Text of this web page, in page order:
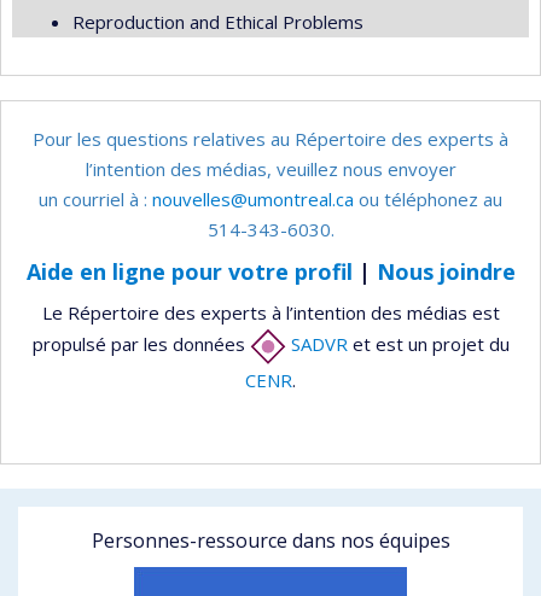
Reproduction and Ethical Problems
Pour les questions relatives au Répertoire des experts à
l’intention des médias, veuillez nous envoyer
un courriel à : nouvelles@umontreal.ca ou téléphonez au
514-343-6030.
Aide en ligne pour votre profil | Nous joindre
Le Répertoire des experts à l’intention des médias est
propulsé par les données
SADVRet est un projet du
CENR.
Personnes-ressource dans nos équipes